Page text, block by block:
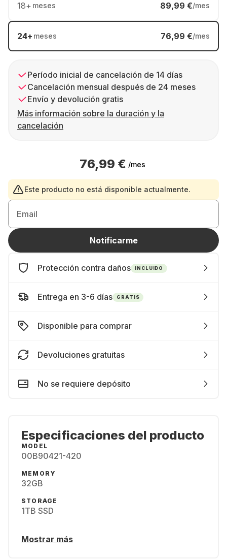
18+ meses 89,99 €/mes
24+ meses 76,99 €/mes
Período inicial de cancelación de 14 días
Cancelación mensual después de 24 meses
Envío y devolución gratis
Más información sobre la duración y la
cancelación
76,99 € /mes
Este producto no está disponible actualmente.
Email
Notificarme
Protección contra daños INCLUIDO
Entrega en 3-6 días GRATIS
Disponible para comprar
Devoluciones gratuitas
No se requiere depósito
Especificaciones del producto
MODEL
00B90421-420
MEMORY
32GB
STORAGE
1TB SSD
Mostrar más